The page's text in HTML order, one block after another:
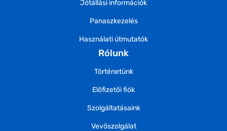
Jótállási információk
Panaszkezelés
Használati útmutatók
Rólunk
Történetünk
Előfizetői fiók
Szolgáltatásaink
Vevőszolgálat